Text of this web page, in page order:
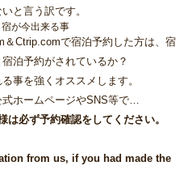
と言う訳です。
が今出来る事
＆Ctrip.comで宿泊予約した方は、宿
泊予約がされているか？
事を強くオススメします。
ホームページやSNS等で…
必ず予約確認をしてください。
from us, if you had made the